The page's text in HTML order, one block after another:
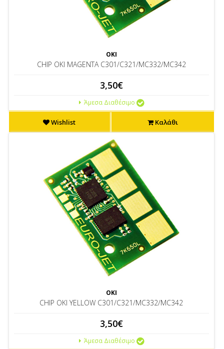
OKI
CHIP OKI MAGENTA C301/C321/MC332/MC342
3,50€
Άμεσα Διαθέσιμο
Wishlist Καλάθι
OKI
CHIP OKI YELLOW C301/C321/MC332/MC342
3,50€
Άμεσα Διαθέσιμο